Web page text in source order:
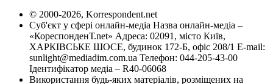
© 2000-2026, Korrespondent.net
Суб'єкт у сфері онлайн-медіа Назва онлайн-медіа –
«КореспонденТ.net» Адреса: 02091, місто Київ,
ХАРКІВСЬКЕ ШОСЕ, будинок 172-Б, офіс 208/1 E-mail:
sunlight@mediadim.com.ua Телефон: 044-205-43-00
Ідентифікатор медіа – R40-06068
Використання будь-яких матеріалів, розміщених на